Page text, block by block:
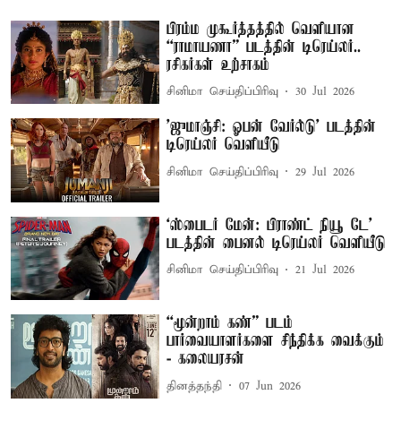
பிரம்ம முகூர்த்தத்தில் வெளியான
“ராமாயணா” படத்தின் டிரெய்லர்..
ரசிகர்கள் உற்சாகம்
சினிமா செய்திப்பிரிவு 30 Jul 2026
'ஜுமாஞ்சி: ஓபன் வேர்ல்டு' படத்தின்
டிரெய்லர் வெளியீடு
சினிமா செய்திப்பிரிவு 29 Jul 2026
‘ஸ்பைடர் மேன்: பிராண்ட் நியூ டே’
படத்தின் பைனல் டிரெய்லர் வெளியீடு
சினிமா செய்திப்பிரிவு 21 Jul 2026
“மூன்றாம் கண்” படம்
பார்வையாளர்களை சிந்திக்க வைக்கும்
- கலையரசன்
தினத்தந்தி 07 Jun 2026